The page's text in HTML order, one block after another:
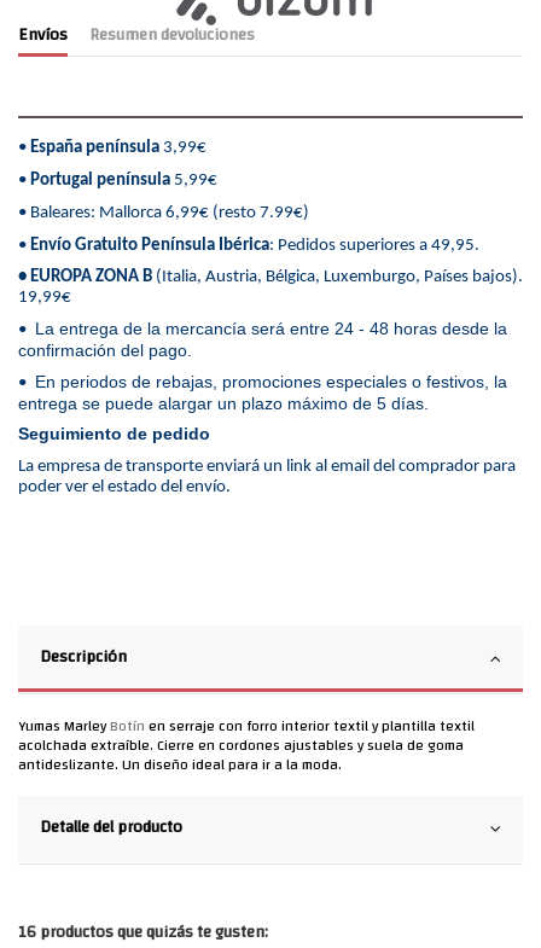
Envíos Resumen devoluciones
• España península 3,99€
• Portugal península 5,99€
• Baleares: Mallorca 6,99€ (resto 7.99€)
• Envío Gratuito Península Ibérica: Pedidos superiores a 49,95.
• EUROPA ZONA B (Italia, Austria, Bélgica, Luxemburgo, Países bajos).
19,99€
• La entrega de la mercancía será entre 24 - 48 horas desde la
confirmación del pago.
• En periodos de rebajas, promociones especiales o festivos, la
entrega se puede alargar un plazo máximo de 5 días.
Seguimiento de pedido
La empresa de transporte enviará un link al email del comprador para
poder ver el estado del envío.
Descripción
Yumas MarleyBotínen serraje con forro interior textil y plantilla textil
acolchada extraíble. Cierre en cordones ajustables y suela de goma
antideslizante. Un diseño ideal para ir a la moda.
Detalle del producto
16 productos que quizás te gusten: